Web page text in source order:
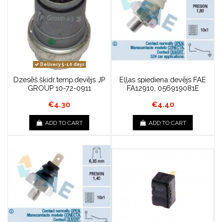
Delivery 5-10 days
Dzesēš.šķidr.temp.devējs JP
GROUP 10-72-0911
€4.30
ADD TO CART
Eļļas spiediena devējs FAE
FA12910, 056919081E
€4.40
ADD TO CART